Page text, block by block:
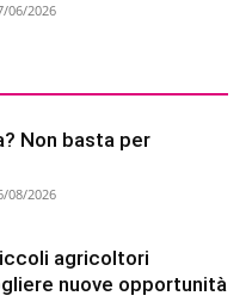
06/2026
Non basta per
08/2026
agricoltori
nuove opportunità